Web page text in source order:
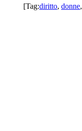
[Tag:diritto, donne,